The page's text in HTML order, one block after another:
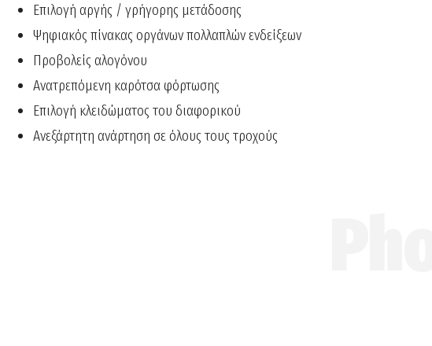
Επιλογή αργής / γρήγορης μετάδοσης
Ψηφιακός πίνακας οργάνων πολλαπλών ενδείξεων
Προβολείς αλογόνου
Ανατρεπόμενη καρότσα φόρτωσης
Επιλογή κλειδώματος του διαφορικού
Ανεξάρτητη ανάρτηση σε όλους τους τροχούς